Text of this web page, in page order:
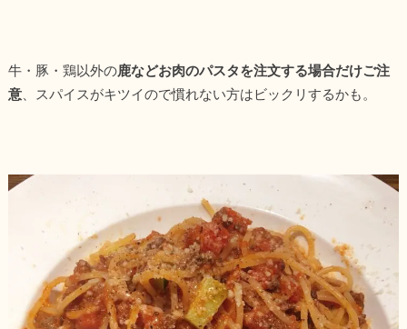
牛・豚・鶏以外の鹿などお肉のパスタを注文する場合だけご注
意、スパイスがキツイので慣れない方はビックリするかも。